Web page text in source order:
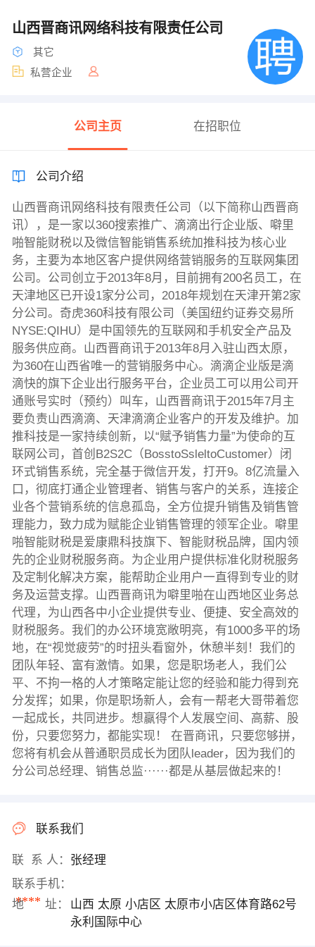
山西晋商讯网络科技有限责任公司
其它
私营企业
公司主页 在招职位
公司介绍
山西晋商讯网络科技有限责任公司（以下简称山西晋商
讯），是一家以360搜索推广、滴滴出行企业版、噼里
啪智能财税以及微信智能销售系统加推科技为核心业
务，主要为本地区客户提供网络营销服务的互联网集团
公司。公司创立于2013年8月，目前拥有200名员工，在
天津地区已开设1家分公司，2018年规划在天津开第2家
分公司。奇虎360科技有限公司（美国纽约证券交易所
NYSE:QIHU）是中国领先的互联网和手机安全产品及
服务供应商。山西晋商讯于2013年8月入驻山西太原，
为360在山西省唯一的营销服务中心。滴滴企业版是滴
滴快的旗下企业出行服务平台，企业员工可以用公司开
通账号实时（预约）叫车，山西晋商讯于2015年7月主
要负责山西滴滴、天津滴滴企业客户的开发及维护。加
推科技是一家持续创新，以“赋予销售力量”为使命的互
联网公司，首创B2S2C（BosstoSsleltoCustomer）闭
环式销售系统，完全基于微信开发，打开9。8亿流量入
口，彻底打通企业管理者、销售与客户的关系，连接企
业各个营销系统的信息孤岛，全方位提升销售及销售管
理能力，致力成为赋能企业销售管理的领军企业。噼里
啪智能财税是爱康鼎科技旗下、智能财税品牌，国内领
先的企业财税服务商。为企业用户提供标准化财税服务
及定制化解决方案，能帮助企业用户一直得到专业的财
务及运营支撑。山西晋商讯为噼里啪在山西地区业务总
代理，为山西各中小企业提供专业、便捷、安全高效的
财税服务。我们的办公环境宽敞明亮，有1000多平的场
地，在“视觉疲劳”的时扭头看窗外，休憩半刻！我们的
团队年轻、富有激情。如果，您是职场老人，我们公
平、不拘一格的人才策略定能让您的经验和能力得到充
分发挥；如果，你是职场新人，会有一帮老大哥带着您
一起成长，共同进步。想赢得个人发展空间、高薪、股
份，只要您努力，都能实现！ 在晋商讯，只要您够拼，
您将有机会从普通职员成长为团队leader，因为我们的
分公司总经理、销售总监······都是从基层做起来的！
联系我们
联 系 人： 张经理
联系手机：
****
地 址：
山西 太原 小店区 太原市小店区体育路62号
永利国际中心